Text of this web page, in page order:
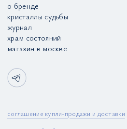
о бренде
кристаллы судьбы
журнал
храм состояний
магазин в москве
соглашение купли-продажи и доставки